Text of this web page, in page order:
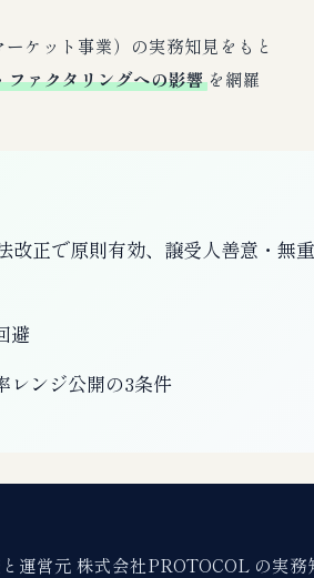
ケット事業）の実務知見をもと
ファクタリングへの影響を網羅
改正で原則有効、譲受人善意・無重
避
レンジ公開の3条件
運営元 株式会社PROTOCOL の実務